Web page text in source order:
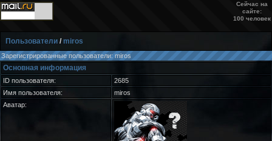
Сейчас на
сайте:
100 человек
Пользователи / miros
Зарегистрированные пользователи: miros
Основная информация
ID пользователя:
2685
Имя пользователя:
miros
Аватар: